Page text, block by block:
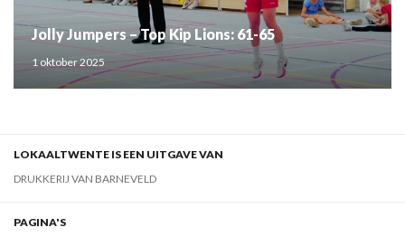
Jolly Jumpers – Top Kip Lions: 61-65
1 oktober 2025
LOKAALTWENTE IS EEN UITGAVE VAN
DRUKKERIJ VAN BARNEVELD
PAGINA'S